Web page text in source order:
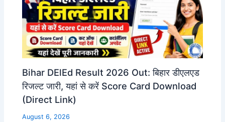
Bihar DElEd Result 2026 Out: बिहार डीएलएड
रिजल्ट जारी, यहां से करें Score Card Download
(Direct Link)
August 6, 2026